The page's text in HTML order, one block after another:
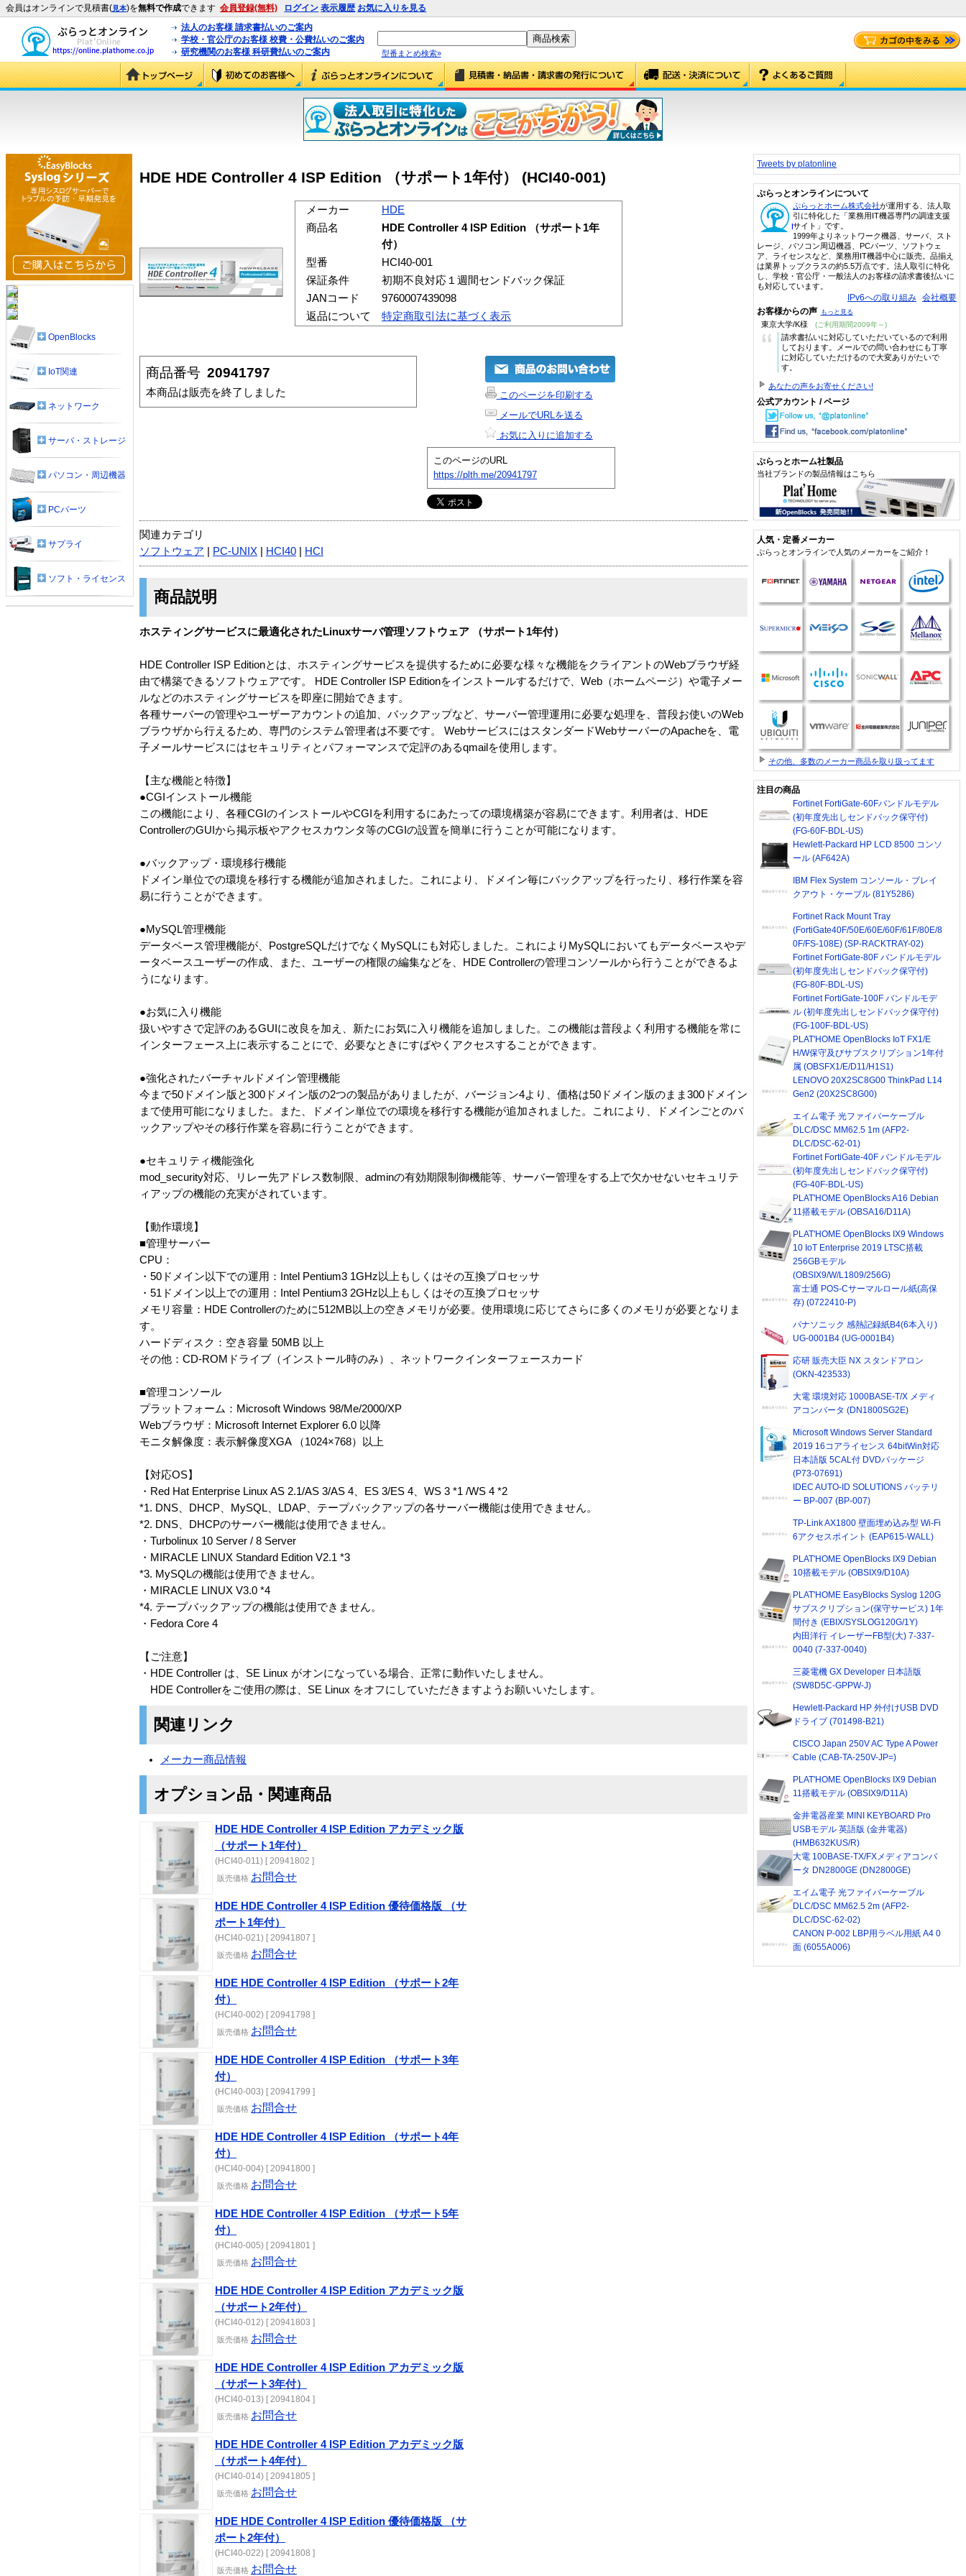
会員はオンラインで見積書(見本)を無料で作成できます 会員登録(無料) ログイン 表示履歴 お気に入りを見る
法人のお客様 請求書払いのご案内
学校・官公庁のお客様 校費・公費払いのご案内
研究機関のお客様 科研費払いのご案内
型番まとめ検索»
HDE HDE Controller 4 ISP Edition （サポート1年付） (HCI40-001)
メーカー
HDE
商品名
HDE Controller 4 ISP Edition （サポート1年
付）
型番
HCI40-001
保証条件
初期不良対応１週間センドバック保証
JANコード
9760007439098
返品について
特定商取引法に基づく表示
商品番号 20941797
本商品は販売を終了しました
このページを印刷する
メールでURLを送る
お気に入りに追加する
このページのURL
https://plth.me/20941797
関連カテゴリ
ソフトウェア
PC-UNIX HCI40 HCI
商品説明
ホスティングサービスに最適化されたLinuxサーバ管理ソフトウェア （サポート1年付）
HDE Controller ISP Editionとは、ホスティングサービスを提供するために必要な様々な機能をクライアントのWebブラウザ経
由で構築できるソフトウェアです。 HDE Controller ISP Editionをインストールするだけで、Web（ホームページ）や電子メー
ルなどのホスティングサービスを即座に開始できます。
各種サーバーの管理やユーザーアカウントの追加、バックアップなど、サーバー管理運用に必要な処理を、普段お使いのWeb
ブラウザから行えるため、専門のシステム管理者は不要です。 WebサービスにはスタンダードWebサーバーのApacheを、電
子メールサービスにはセキュリティとパフォーマンスで定評のあるqmailを使用します。
【主な機能と特徴】
●CGIインストール機能
この機能により、各種CGIのインストールやCGIを利用するにあたっての環境構築が容易にできます。利用者は、HDE
ControllerのGUIから掲示板やアクセスカウンタ等のCGIの設置を簡単に行うことが可能になります。
●バックアップ・環境移行機能
ドメイン単位での環境を移行する機能が追加されました。これにより、ドメイン毎にバックアップを行ったり、移行作業を容
易に行うことができます。
●MySQL管理機能
データベース管理機能が、PostgreSQLだけでなくMySQLにも対応しました。これによりMySQLにおいてもデータベースやデ
ータベースユーザーの作成、また、ユーザーの権限の編集などを、HDE Controllerの管理コンソールから行うことができるよ
うになります。
●お気に入り機能
扱いやすさで定評のあるGUIに改良を加え、新たにお気に入り機能を追加しました。この機能は普段よく利用する機能を常に
インターフェース上に表示することにで、必要なときにすばやくアクセスすることができます。
●強化されたバーチャルドメイン管理機能
今まで50ドメイン版と300ドメイン版の2つの製品がありましたが、バージョン4より、価格は50ドメイン版のまま300ドメイン
まで使用可能になりました。また、ドメイン単位での環境を移行する機能が追加されました。これにより、ドメインごとのバ
ックアップやその移行作業を容易に行うことができます。
●セキュリティ機能強化
mod_security対応、リレー先アドレス数制限、adminの有効期限制御機能等、サーバー管理をする上で欠かせないセキュリテ
ィアップの機能の充実がされています。
【動作環境】
■管理サーバー
CPU：
・50ドメイン以下での運用：Intel Pentium3 1GHz以上もしくはその互換プロセッサ
・51ドメイン以上での運用：Intel Pentium3 2GHz以上もしくはその互換プロセッサ
メモリ容量：HDE Controllerのために512MB以上の空きメモリが必要。使用環境に応じてさらに多くのメモリが必要となりま
す。
ハードディスク：空き容量 50MB 以上
その他：CD-ROMドライブ（インストール時のみ）、ネットワークインターフェースカード
■管理コンソール
プラットフォーム：Microsoft Windows 98/Me/2000/XP
Webブラウザ：Microsoft Internet Explorer 6.0 以降
モニタ解像度：表示解像度XGA （1024×768）以上
【対応OS】
・Red Hat Enterprise Linux AS 2.1/AS 3/AS 4、ES 3/ES 4、WS 3 *1 /WS 4 *2
*1. DNS、DHCP、MySQL、LDAP、テープバックアップの各サーバー機能は使用できません。
*2. DNS、DHCPのサーバー機能は使用できません。
・Turbolinux 10 Server / 8 Server
・MIRACLE LINUX Standard Edition V2.1 *3
*3. MySQLの機能は使用できません。
・MIRACLE LINUX V3.0 *4
*4. テープバックアップの機能は使用できません。
・Fedora Core 4
【ご注意】
・HDE Controller は、SE Linux がオンになっている場合、正常に動作いたしません。
HDE Controllerをご使用の際は、SE Linux をオフにしていただきますようお願いいたします。
関連リンク
メーカー商品情報
オプション品・関連商品
HDE HDE Controller 4 ISP Edition アカデミック版
（サポート1年付）
(HCI40-011) [ 20941802 ]
販売価格 お問合せ
HDE HDE Controller 4 ISP Edition 優待価格版 （サ
ポート1年付）
(HCI40-021) [ 20941807 ]
販売価格 お問合せ
HDE HDE Controller 4 ISP Edition （サポート2年
付）
(HCI40-002) [ 20941798 ]
販売価格 お問合せ
HDE HDE Controller 4 ISP Edition （サポート3年
付）
(HCI40-003) [ 20941799 ]
販売価格 お問合せ
HDE HDE Controller 4 ISP Edition （サポート4年
付）
(HCI40-004) [ 20941800 ]
販売価格 お問合せ
HDE HDE Controller 4 ISP Edition （サポート5年
付）
(HCI40-005) [ 20941801 ]
販売価格 お問合せ
HDE HDE Controller 4 ISP Edition アカデミック版
（サポート2年付）
(HCI40-012) [ 20941803 ]
販売価格 お問合せ
HDE HDE Controller 4 ISP Edition アカデミック版
（サポート3年付）
(HCI40-013) [ 20941804 ]
販売価格 お問合せ
HDE HDE Controller 4 ISP Edition アカデミック版
（サポート4年付）
(HCI40-014) [ 20941805 ]
販売価格 お問合せ
HDE HDE Controller 4 ISP Edition 優待価格版 （サ
ポート2年付）
(HCI40-022) [ 20941808 ]
販売価格 お問合せ
OpenBlocks
IoT関連
ネットワーク
サーバ・ストレージ
パソコン・周辺機器
PCパーツ
サプライ
ソフト・ライセンス
Tweets by platonline
ぷらっとオンラインについて
ぷらっとホーム株式会社が運用する、法人取
引に特化した「業務用IT機器専門の調達支援
サイト」です。
1999年よりネットワーク機器、サーバ、スト
レージ、パソコン周辺機器、PCパーツ、ソフトウェ
ア、ライセンスなど、業務用IT機器中心に販売。品揃え
は業界トップクラスの約5.5万点です。法人取引に特化
し、学校・官公庁・一般法人のお客様の請求書後払いに
も対応しています。
IPv6への取り組み 会社概要
お客様からの声 もっと見る
東京大学/K様 (ご利用期間2009年～)
“
請求書払いに対応していただいているので利用
しております。メールでの問い合わせにも丁寧
に対応していただけるので大変ありがたいで
す。
あなたの声をお寄せください!
公式アカウント / ページ
ぷらっとホーム社製品
当社ブランドの製品情報はこちら
人気・定番メーカー
ぷらっとオンラインで人気のメーカーをご紹介！
その他、多数のメーカー商品を取り扱ってます
注目の商品
Fortinet FortiGate-60Fバンドルモデル
(初年度先出しセンドバック保守付)
(FG-60F-BDL-US)
Hewlett-Packard HP LCD 8500 コンソ
ール (AF642A)
IBM Flex System コンソール・ブレイ
クアウト・ケーブル (81Y5286)
Fortinet Rack Mount Tray
(FortiGate40F/50E/60E/60F/61F/80E/8
0F/FS-108E) (SP-RACKTRAY-02)
Fortinet FortiGate-80F バンドルモデル
(初年度先出しセンドバック保守付)
(FG-80F-BDL-US)
Fortinet FortiGate-100F バンドルモデ
ル (初年度先出しセンドバック保守付)
(FG-100F-BDL-US)
PLAT'HOME OpenBlocks IoT FX1/E
H/W保守及びサブスクリプション1年付
属 (OBSFX1/E/D11/H1S1)
LENOVO 20X2SC8G00 ThinkPad L14
Gen2 (20X2SC8G00)
エイム電子 光ファイバーケーブル
DLC/DSC MM62.5 1m (AFP2-
DLC/DSC-62-01)
Fortinet FortiGate-40F バンドルモデル
(初年度先出しセンドバック保守付)
(FG-40F-BDL-US)
PLAT'HOME OpenBlocks A16 Debian
11搭載モデル (OBSA16/D11A)
PLAT'HOME OpenBlocks IX9 Windows
10 IoT Enterprise 2019 LTSC搭載
256GBモデル
(OBSIX9/W/L1809/256G)
富士通 POS-Cサーマルロール紙(高保
存) (0722410-P)
パナソニック 感熱記録紙B4(6本入り)
UG-0001B4 (UG-0001B4)
応研 販売大臣 NX スタンドアロン
(OKN-423533)
大電 環境対応 1000BASE-T/X メディ
アコンバータ (DN1800SG2E)
Microsoft Windows Server Standard
2019 16コアライセンス 64bitWin対応
日本語版 5CAL付 DVDパッケージ
(P73-07691)
IDEC AUTO-ID SOLUTIONS バッテリ
ー BP-007 (BP-007)
TP-Link AX1800 壁面埋め込み型 Wi-Fi
6アクセスポイント (EAP615-WALL)
PLAT'HOME OpenBlocks IX9 Debian
10搭載モデル (OBSIX9/D10A)
PLAT'HOME EasyBlocks Syslog 120G
サブスクリプション(保守サービス) 1年
間付き (EBIX/SYSLOG120G/1Y)
内田洋行 イレーザーFB型(大) 7-337-
0040 (7-337-0040)
三菱電機 GX Developer 日本語版
(SW8D5C-GPPW-J)
Hewlett-Packard HP 外付けUSB DVD
ドライブ (701498-B21)
CISCO Japan 250V AC Type A Power
Cable (CAB-TA-250V-JP=)
PLAT'HOME OpenBlocks IX9 Debian
11搭載モデル (OBSIX9/D11A)
金井電器産業 MINI KEYBOARD Pro
USBモデル 英語版 (金井電器)
(HMB632KUS/R)
大電 100BASE-TX/FXメディアコンバ
ータ DN2800GE (DN2800GE)
エイム電子 光ファイバーケーブル
DLC/DSC MM62.5 2m (AFP2-
DLC/DSC-62-02)
CANON P-002 LBP用ラベル用紙 A4 0
面 (6055A006)